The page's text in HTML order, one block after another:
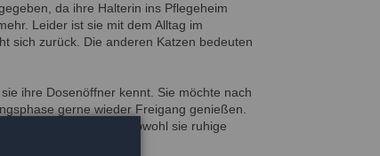
da ihre Halterin ins Pflegeheim
Leider ist sie mit dem Alltag im
sich zurück. Die anderen Katzen bedeuten
ihre Dosenöffner kennt. Sie möchte nach
gerne wieder Freigang genießen.
um sich haben, obwohl sie ruhige